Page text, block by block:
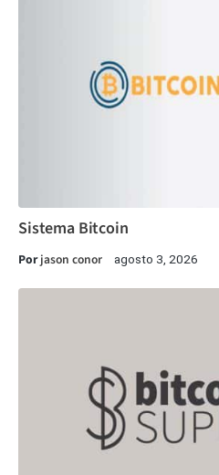
Sistema Bitcoin
Porjason conor agosto 3, 2026